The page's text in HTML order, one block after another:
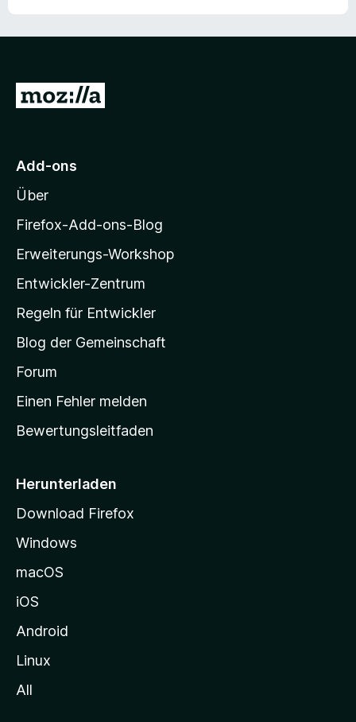
Z
M
z
i
l
a
-
t
a
r
s
i
e
g
e
n
Add-ons
Über
Firefox-Add-ons-Blog
Erweiterungs-Workshop
Entwickler-Zentrum
Regeln für Entwickler
Blog der Gemeinschaft
Forum
Einen Fehler melden
Bewertungsleitfaden
Herunterladen
Download Firefox
Windows
macOS
iOS
Android
Linux
All